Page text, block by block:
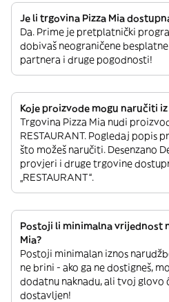
Je li trgovina Pizza Mia
Da. Prime je pretplatnički
dobivaš neograničene
partnera i druge pogodnosti!
Koje proizvode mogu naručiti
Trgovina Pizza Mia nudi
RESTAURANT. Pogledaj popis
što možeš naručiti. Desenzano
provjeri i druge trgovine
„RESTAURANT“.
Postoji li minimalna vrijednost
Mia?
Postoji minimalan iznos
ne brini - ako ga ne dostigneš,
dodatnu naknadu, ali tvoj glovo
dostavljen!